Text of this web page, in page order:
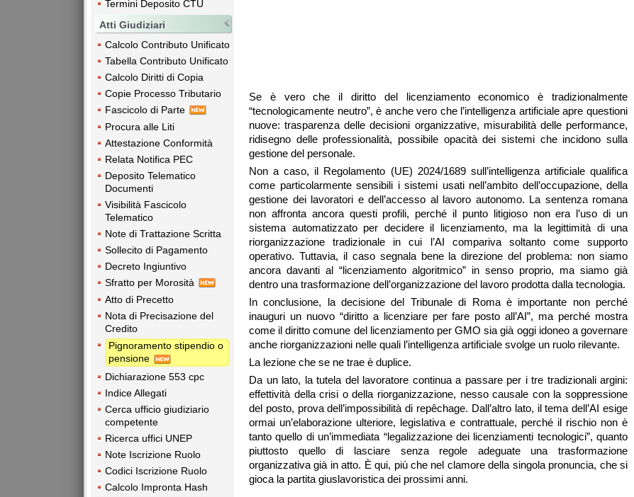
Termini Deposito CTU
Atti Giudiziari
Calcolo Contributo Unificato
Tabella Contributo Unificato
Calcolo Diritti di Copia
Copie Processo Tributario
Fascicolo di Parte
Procura alle Liti
Attestazione Conformità
Relata Notifica PEC
Deposito Telematico
Documenti
Visibilità Fascicolo
Telematico
Note di Trattazione Scritta
Sollecito di Pagamento
Decreto Ingiuntivo
Sfratto per Morosità
Atto di Precetto
Nota di Precisazione del
Credito
Pignoramento stipendio o
pensione
Dichiarazione 553 cpc
Indice Allegati
Cerca ufficio giudiziario
competente
Ricerca uffici UNEP
Note Iscrizione Ruolo
Codici Iscrizione Ruolo
Calcolo Impronta Hash
Se è vero che il diritto del licenziamento economico è tradizionalmente
“tecnologicamente neutro”, è anche vero che l’intelligenza artificiale apre questioni
nuove: trasparenza delle decisioni organizzative, misurabilità delle performance,
ridisegno delle professionalità, possibile opacità dei sistemi che incidono sulla
gestione del personale.
Non a caso, il Regolamento (UE) 2024/1689 sull’intelligenza artificiale qualifica
come particolarmente sensibili i sistemi usati nell’ambito dell’occupazione, della
gestione dei lavoratori e dell’accesso al lavoro autonomo. La sentenza romana
non affronta ancora questi profili, perché il punto litigioso non era l’uso di un
sistema automatizzato per decidere il licenziamento, ma la legittimità di una
riorganizzazione tradizionale in cui l’AI compariva soltanto come supporto
operativo. Tuttavia, il caso segnala bene la direzione del problema: non siamo
ancora davanti al “licenziamento algoritmico” in senso proprio, ma siamo già
dentro una trasformazione dell’organizzazione del lavoro prodotta dalla tecnologia.
In conclusione, la decisione del Tribunale di Roma è importante non perché
inauguri un nuovo “diritto a licenziare per fare posto all’AI”, ma perché mostra
come il diritto comune del licenziamento per GMO sia già oggi idoneo a governare
anche riorganizzazioni nelle quali l’intelligenza artificiale svolge un ruolo rilevante.
La lezione che se ne trae è duplice.
Da un lato, la tutela del lavoratore continua a passare per i tre tradizionali argini:
effettività della crisi o della riorganizzazione, nesso causale con la soppressione
del posto, prova dell’impossibilità di repêchage. Dall’altro lato, il tema dell’AI esige
ormai un’elaborazione ulteriore, legislativa e contrattuale, perché il rischio non è
tanto quello di un’immediata “legalizzazione dei licenziamenti tecnologici”, quanto
piuttosto quello di lasciare senza regole adeguate una trasformazione
organizzativa già in atto. È qui, più che nel clamore della singola pronuncia, che si
gioca la partita giuslavoristica dei prossimi anni.